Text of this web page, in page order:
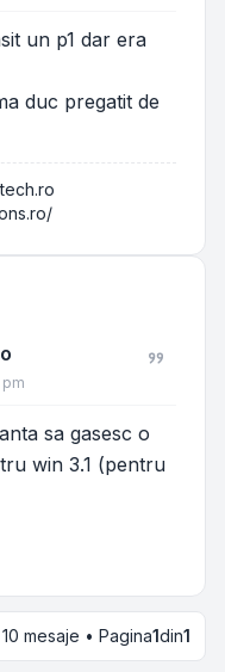
un p1 dar era
duc pregatit de
pm
sa gasesc o
win 3.1 (pentru
10 mesaje • Pagina1din1